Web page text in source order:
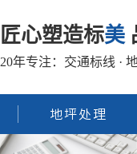
匠心塑造标美
20年专注：交通标线 ·
地坪处理